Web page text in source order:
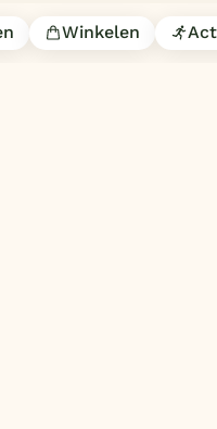
Winkelen